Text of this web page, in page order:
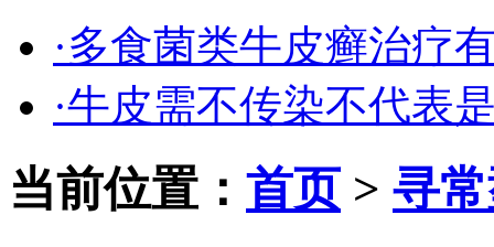
·多食菌类牛皮癣治疗
·牛皮需不传染不代表
当前位置： 首页> 寻